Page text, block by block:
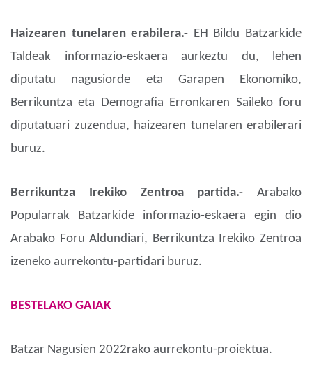
Haizearen tunelaren erabilera.- EH Bildu Batzarkide
Taldeak informazio-eskaera aurkeztu du, lehen
diputatu nagusiorde eta Garapen Ekonomiko,
Berrikuntza eta Demografia Erronkaren Saileko foru
diputatuari zuzendua, haizearen tunelaren erabilerari
buruz.
Berrikuntza Irekiko Zentroa partida.- Arabako
Popularrak Batzarkide informazio-eskaera egin dio
Arabako Foru Aldundiari, Berrikuntza Irekiko Zentroa
izeneko aurrekontu-partidari buruz.
BESTELAKO GAIAK
Batzar Nagusien 2022rako aurrekontu-proiektua.